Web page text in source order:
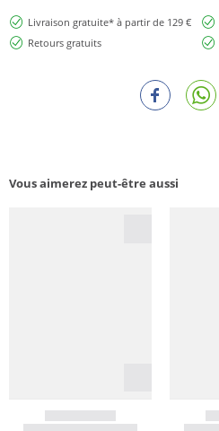
Livraison gratuite* à partir de 129 €
Retours gratuits
Vous aimerez peut-être aussi